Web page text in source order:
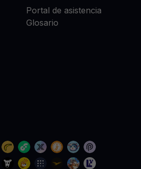
Portal de asistencia
Glosario